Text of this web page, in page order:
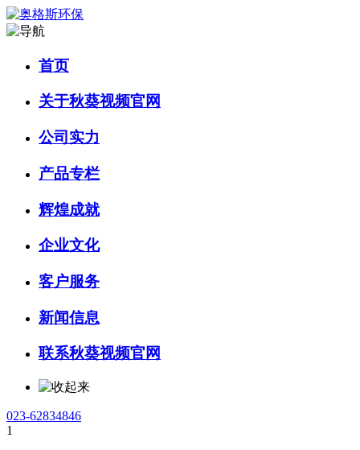
首页
关于秋葵视频官网
公司实力
产品专栏
辉煌成就
企业文化
客户服务
新闻信息
联系秋葵视频官网
023-62834846
1